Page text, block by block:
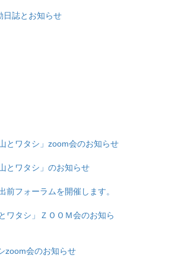
日誌とお知らせ
とワタシ」zoom会のお知らせ
とワタシ」のお知らせ
前フォーラムを開催します。
ワタシ」ＺＯＯＭ会のお知ら
zoom会のお知らせ